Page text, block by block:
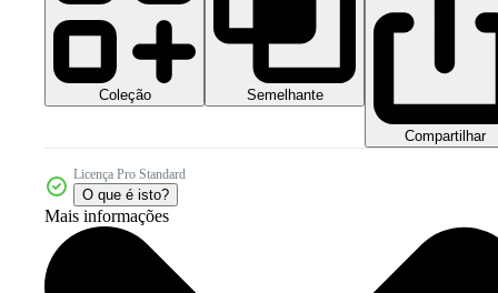
Coleção Semelhante
Compartilhar
Licença Pro Standard
O que é isto?
Mais informações